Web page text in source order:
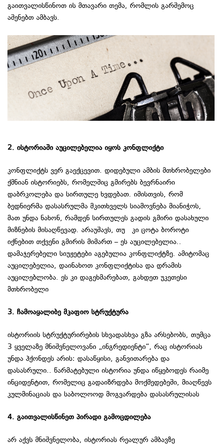
გაითვალისწინოთ ის მთავარი თემა, რომლის გარშემოც
აშენებთ ამბავს.
2. ისტორიაში აუცილებელია იყოს კონფლიქტი
კონფლიქტს ვერ გაექცევით. დიდებული ამბის მთხრობელები
ქმნიან ისტორიებს, რომელშიც გმირებს ბევრნაირი
დაბრკოლება და სირთულე ხვდებათ. იმისთვის, რომ
ბედნიერმა დასასრულმა მკითხველს სიამოვნება მიანიჭოს,
მათ უნდა ნახონ, რამდენ სირთულეს გადის გმირი დასახული
მიზნების მისაღწევად. არაუშავს, თუ კი ცოტა ბოროტი
იქნებით თქვენი გმირის მიმართ – ეს აუცილებელია..
დამაჯერებელი სიუჟეტები აგებულია კონფლიქტზე. ამიტომაც
აუცილებელია, დაინახოთ კონფლიქტისა და დრამის
აუცილებლობა. ეს კი დაგეხმარებათ, გახდეთ უკეთესი
მთხრობელი
3. ჩამოაყალიბე მკაფიო სტრუქტურა
ისტორიის სტრუქტურირების სხვადასხვა გზა არსებობს, თუმცა
3 ყველაზე მნიშვნელოვანი „ინგრედიენტი“, რაც ისტორიას
უნდა ჰქონდეს არის: დასაწყისი, განვითარება და
დასასრული.. წარმატებული ისტორია უნდა იწყებოდეს რაიმე
ინციდენტით, რომელიც გადაიზრდება მოქმედებეში, მიაღწევს
კულმინაციას და საბოლოოდ მოგვარდება დასასრულისას
4. გაითვალისწინეთ პირადი გამოცდილება
არ აქვს მნიშვნელობა, ისტორიას რეალურ ამბავზე